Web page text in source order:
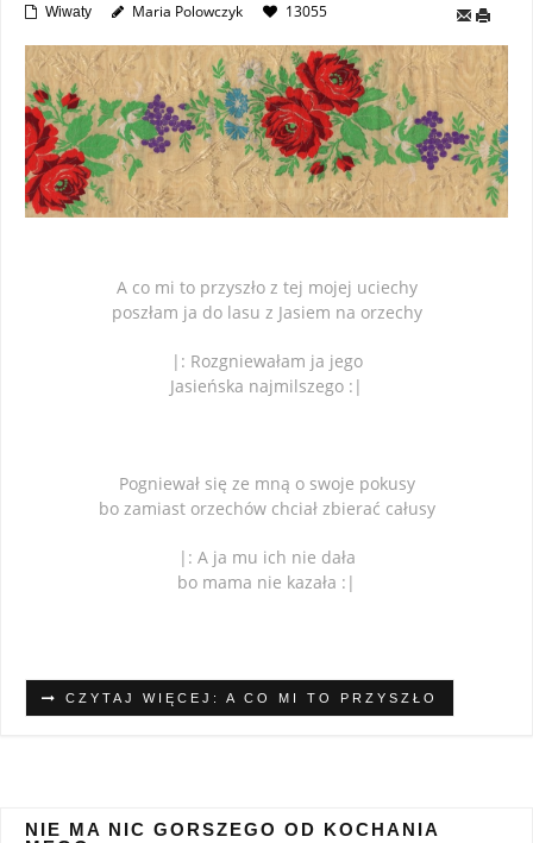
Wiwaty Maria Polowczyk 13055
A co mi to przyszło z tej mojej uciechy
poszłam ja do lasu z Jasiem na orzechy
|: Rozgniewałam ja jego
Jasieńska najmilszego :|
Pogniewał się ze mną o swoje pokusy
bo zamiast orzechów chciał zbierać całusy
|: A ja mu ich nie dała
bo mama nie kazała :|
CZYTAJ WIĘCEJ: A CO MI TO PRZYSZŁO
NIE MA NIC GORSZEGO OD KOCHANIA